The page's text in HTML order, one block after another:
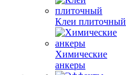
Клеи плиточный
Химические
анкеры